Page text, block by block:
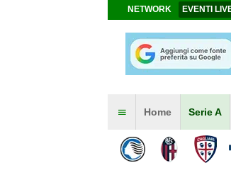
NETWORK EVENTI
Home Serie A